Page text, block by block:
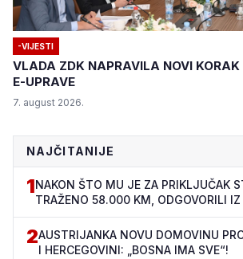
-VIJESTI
VLADA ZDK NAPRAVILA NOVI
E-UPRAVE
7. august 2026.
NAJČITANIJE
1NAKON ŠTO MU JE ZA PRIKLJUČAK
TRAŽENO 58.000 KM, ODGOVORILI IZ
2AUSTRIJANKA NOVU DOMOVINU
I HERCEGOVINI: „BOSNA IMA SVE“!